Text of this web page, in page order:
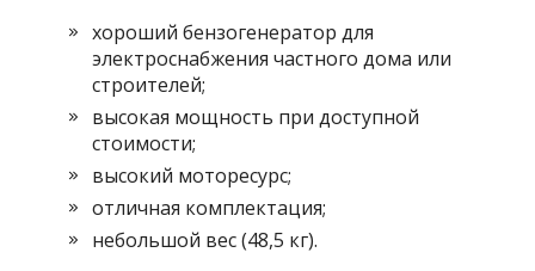
хороший бензогенератор для
электроснабжения частного дома или
строителей;
высокая мощность при доступной
стоимости;
высокий моторесурс;
отличная комплектация;
небольшой вес (48,5 кг).